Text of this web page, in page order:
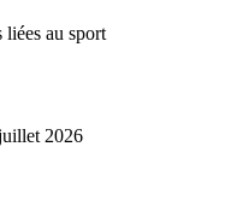
liées au sport
2026